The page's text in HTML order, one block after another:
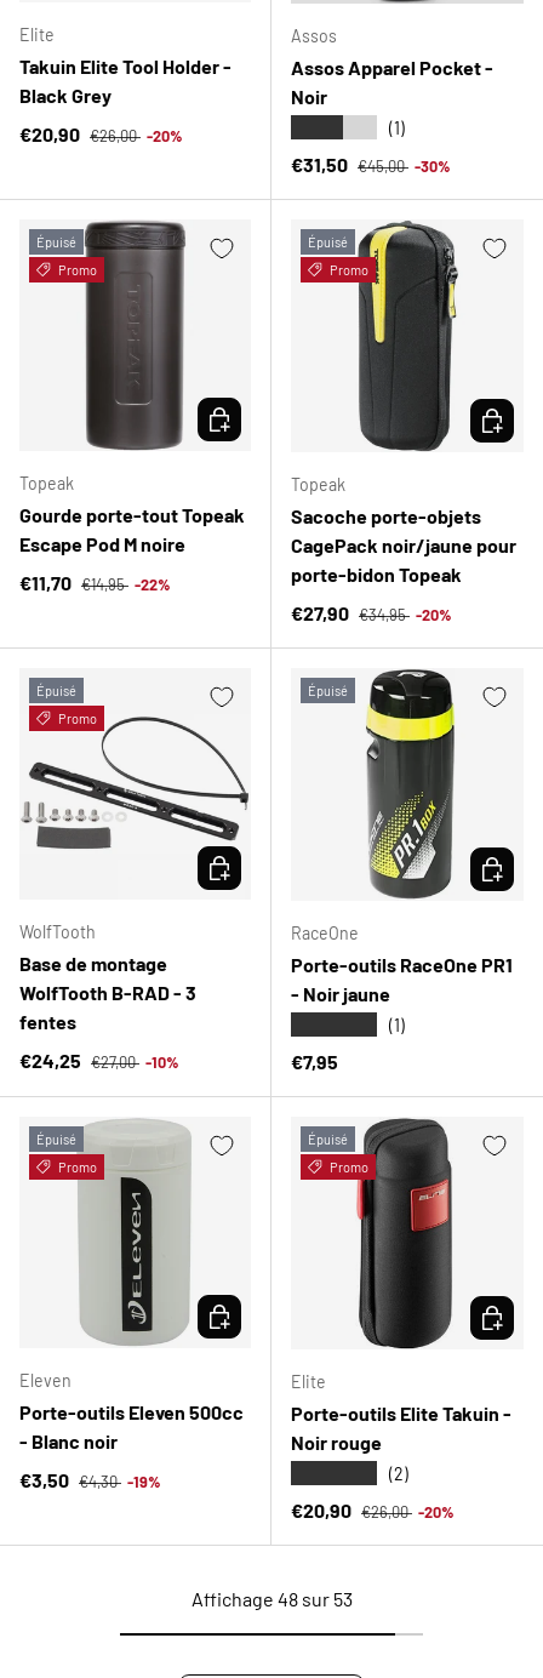
Elite
Takuin Elite Tool Holder -
Black Grey
Prix soldé
€20,90 Prix habituel
€26,00 -20%
Assos
Assos Apparel Pocket -
Noir
(1)
Prix soldé
€31,50 Prix habituel
€45,00 -30%
Épuisé
Promo
Topeak
Gourde porte-tout Topeak
Escape Pod M noire
Prix soldé
€11,70 Prix habituel
€14,95 -22%
CHOISIR LES OPTIONS
Épuisé
Promo
Topeak
Sacoche porte-objets
CagePack noir/jaune pour
porte-bidon Topeak
Prix soldé
€27,90 Prix habituel
€34,95 -20%
Épuisé
Promo
WolfTooth
Base de montage
WolfTooth B-RAD - 3
fentes
Prix soldé
€24,25 Prix habituel
€27,00 -10%
CHOISIR LES OPTIONS
Épuisé
RaceOne
Porte-outils RaceOne PR1
- Noir jaune
(1)
Prix habituel
€7,95
Épuisé
Promo
Eleven
Porte-outils Eleven 500cc
- Blanc noir
Prix soldé
€3,50 Prix habituel
€4,30 -19%
CHOISIR LES OPTIONS
Épuisé
Promo
Elite
Porte-outils Elite Takuin -
Noir rouge
(2)
Prix soldé
€20,90 Prix habituel
€26,00 -20%
Affichage 48 sur 53